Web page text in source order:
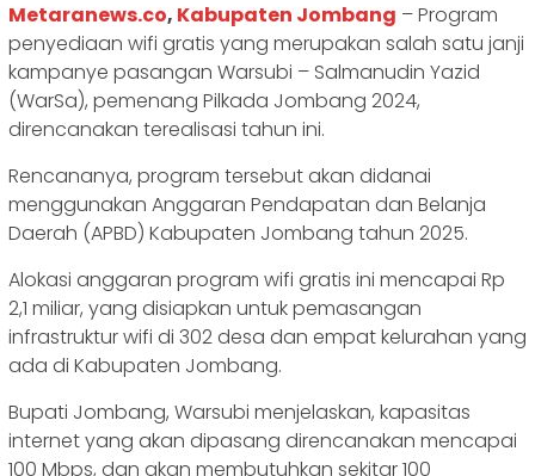
Metaranews.co, Kabupaten Jombang – Program
penyediaan wifi gratis yang merupakan salah satu janji
kampanye pasangan Warsubi – Salmanudin Yazid
(WarSa), pemenang Pilkada Jombang 2024,
direncanakan terealisasi tahun ini.
Rencananya, program tersebut akan didanai
menggunakan Anggaran Pendapatan dan Belanja
Daerah (APBD) Kabupaten Jombang tahun 2025.
Alokasi anggaran program wifi gratis ini mencapai Rp
2,1 miliar, yang disiapkan untuk pemasangan
infrastruktur wifi di 302 desa dan empat kelurahan yang
ada di Kabupaten Jombang.
Bupati Jombang, Warsubi menjelaskan, kapasitas
internet yang akan dipasang direncanakan mencapai
100 Mbps, dan akan membutuhkan sekitar 100